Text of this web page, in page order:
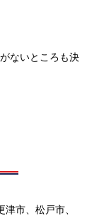
ないところも決
市、松戸市、